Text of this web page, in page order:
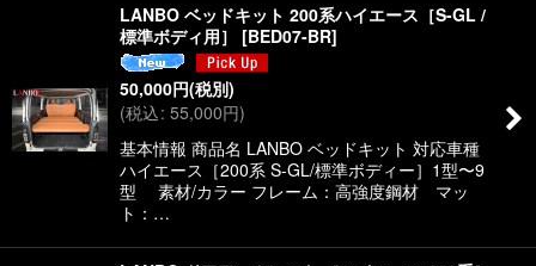
絞り込む
LANBO ベッドキット 200系ハイエース［S-GL /
標準ボディ用］
[BED07-BR]
50,000円(税別)
(税込: 55,000円)
基本情報 商品名 LANBO ベッドキット 対応車種
ハイエース［200系 S-GL/標準ボディー］1型〜9
型 素材/カラー フレーム：高強度鋼材 マッ
ト：…